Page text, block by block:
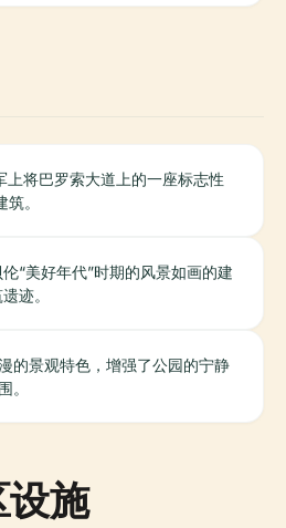
上将巴罗索大道上的一座标志性
。
伦“美好年代”时期的风景如画的建
迹。
的景观特色，增强了公园的宁静
。
施